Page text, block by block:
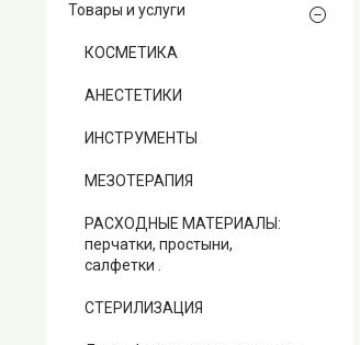
Товары и услуги
КОСМЕТИКА
АНЕСТЕТИКИ
ИНСТРУМЕНТЫ
МЕЗОТЕРАПИЯ
РАСХОДНЫЕ МАТЕРИАЛЫ:
перчатки, простыни,
салфетки .
СТЕРИЛИЗАЦИЯ